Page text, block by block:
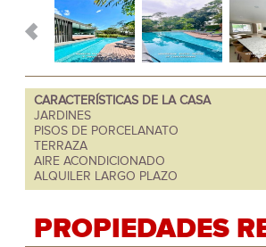
CARACTERÍSTICAS DE LA CASA
JARDINES
PISOS DE PORCELANATO
TERRAZA
AIRE ACONDICIONADO
ALQUILER LARGO PLAZO
PROPIEDADES